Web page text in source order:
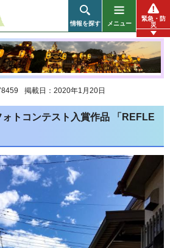
情報を探す メニュー
緊急・防
災
掲載日：2020年1月20日
トコンテスト入賞作品 「 REFLE